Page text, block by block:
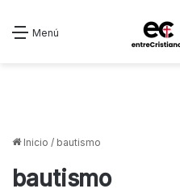
Menú
Inicio / bautismo
bautismo